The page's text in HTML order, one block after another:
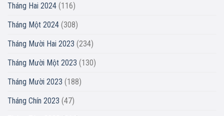
Tháng Hai 2024 (116)
Tháng Một 2024 (308)
Tháng Mười Hai 2023 (234)
Tháng Mười Một 2023 (130)
Tháng Mười 2023 (188)
Tháng Chín 2023 (47)